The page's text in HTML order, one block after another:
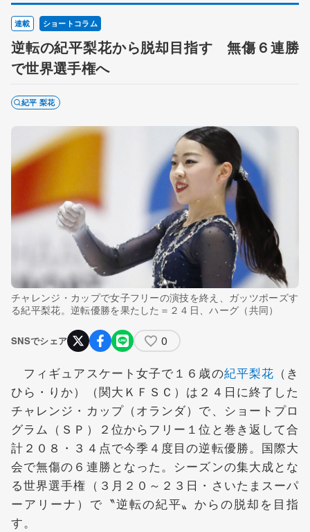
連載 ショートコラム
逆転の紀平梨花から脱却目指す 無傷６連勝
で世界選手権へ
紀平 梨花
チャレンジ・カップで女子フリーの演技を終え、ガッツポーズす
る紀平梨花。逆転優勝を果たした＝２４日、ハーグ（共同）
SNSでシェア 0
フィギュアスケート女子で１６歳の紀平梨花 （き
ひら・りか）（関大ＫＦＳＣ）は２４日に終了した
チャレンジ・カップ（オランダ）で、ショートプロ
グラム（ＳＰ）２位からフリー１位と巻き返して合
計２０８・３４点で今季４度目の逆転優勝。国際大
会で無傷の６連勝となった。シーズンの集大成とな
る世界選手権（３月２０～２３日・さいたまスーパ
ーアリーナ）で〝逆転の紀平〟からの脱却を目指
す。